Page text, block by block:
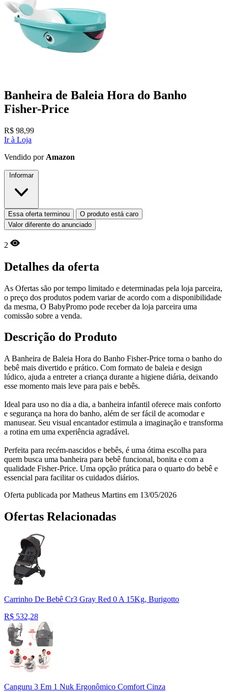
Banheira de Baleia Hora do Banho
Fisher-Price
R$ 98,99
Ir à Loja
Vendido por Amazon
Informar
Essa oferta terminou
O produto está caro
Valor diferente do anunciado
2
Detalhes da oferta
As Ofertas são por tempo limitado e determinadas pela loja parceira,
o preço dos produtos podem variar de acordo com a disponibilidade
da mesma, O BabyPromo pode receber da loja parceira uma
comissão sobre a venda.
Descrição do Produto
A Banheira de Baleia Hora do Banho Fisher-Price torna o banho do
bebê mais divertido e prático. Com formato de baleia e design
lúdico, ajuda a entreter a criança durante a higiene diária, deixando
esse momento mais leve para pais e bebês.
Ideal para uso no dia a dia, a banheira infantil oferece mais conforto
e segurança na hora do banho, além de ser fácil de acomodar e
manusear. Seu visual encantador estimula a imaginação e transforma
a rotina em uma experiência agradável.
Perfeita para recém-nascidos e bebês, é uma ótima escolha para
quem busca uma banheira para bebê funcional, bonita e com a
qualidade Fisher-Price. Uma opção prática para o quarto do bebê e
essencial para facilitar os cuidados diários.
Oferta publicada por Matheus Martins em 13/05/2026
Ofertas Relacionadas
Carrinho De Bebê Cr3 Gray Red 0 A 15Kg, Burigotto
R$ 532,28
Canguru 3 Em 1 Nuk Ergonômico Comfort Cinza